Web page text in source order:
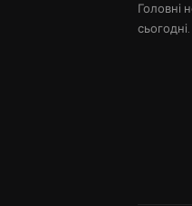
Головні
сьогодні.